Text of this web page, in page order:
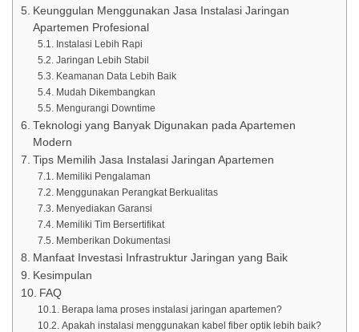
Keunggulan Menggunakan Jasa Instalasi Jaringan
Apartemen Profesional
Instalasi Lebih Rapi
Jaringan Lebih Stabil
Keamanan Data Lebih Baik
Mudah Dikembangkan
Mengurangi Downtime
Teknologi yang Banyak Digunakan pada Apartemen
Modern
Tips Memilih Jasa Instalasi Jaringan Apartemen
Memiliki Pengalaman
Menggunakan Perangkat Berkualitas
Menyediakan Garansi
Memiliki Tim Bersertifikat
Memberikan Dokumentasi
Manfaat Investasi Infrastruktur Jaringan yang Baik
Kesimpulan
FAQ
Berapa lama proses instalasi jaringan apartemen?
Apakah instalasi menggunakan kabel fiber optik lebih baik?